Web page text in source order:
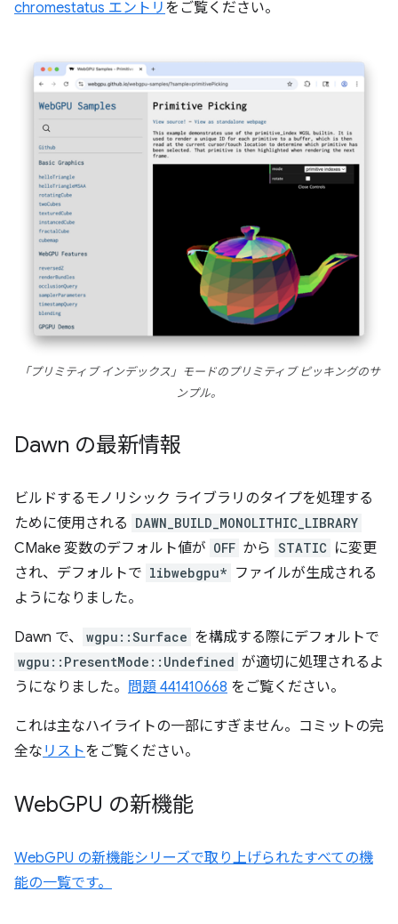
chromestatus エントリ をご覧ください。
「プリミティブ インデックス」モードのプリミティブ ピッキングのサ
ンプル。
Dawn の最新情報
ビルドするモノリシック ライブラリのタイプを処理する
ために使用される DAWN_BUILD_MONOLITHIC_LIBRARY
CMake 変数のデフォルト値が OFF から STATIC に変更
され、デフォルトで libwebgpu* ファイルが生成される
ようになりました。
Dawn で、 wgpu::Surface を構成する際にデフォルトで
wgpu::PresentMode::Undefined が適切に処理されるよ
うになりました。 問題 441410668 をご覧ください。
これは主なハイライトの一部にすぎません。コミットの完
全な リストをご覧ください。
WebGPU の新機能
WebGPU の新機能シリーズで取り上げられたすべての機
能の一覧です。